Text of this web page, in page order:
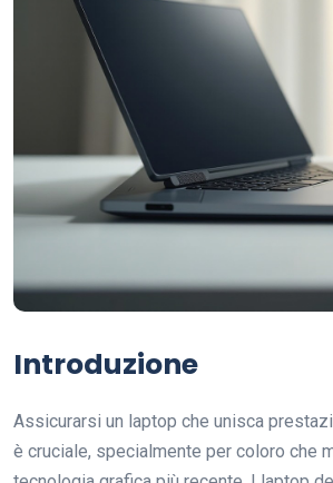
Introduzione
Assicurarsi un laptop che unisca
è cruciale, specialmente per coloro che